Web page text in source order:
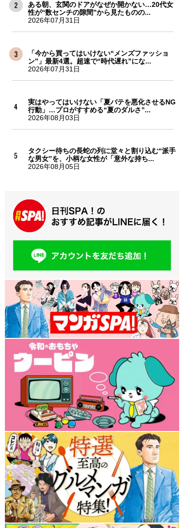
ある朝、玄関のドアがなぜか開かない…20代女
性が“数センチの隙間”から見たものの...
2026年07月31日
「今から買ってはいけない“メンズファッショ
ン”」最新4選。超速で“時代遅れ”にな...
2026年07月31日
実はやってはいけない「夏バテを悪化させるNG
行動」…プロがすすめる“夏のダルさ”...
2026年08月03日
タクシー待ちの長蛇の列に堂々と割り込む“派手
な男女”を、小柄な女性が「意外な持ち...
2026年08月05日